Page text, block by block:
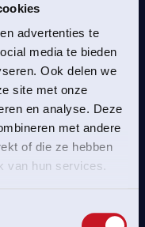
advertenties te
media te bieden
Ook delen we
site met onze
en analyse. Deze
met andere
of die ze hebben
van hun services.
Het toont
in de
Na het EK
WK voor
nieuwe
mooie